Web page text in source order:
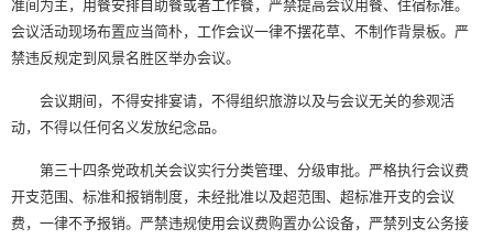
准间为主，用餐安排自助餐或者工作餐，严禁提高会议用餐、住宿标准。
会议活动现场布置应当简朴，工作会议一律不摆花草、不制作背景板。严
禁违反规定到风景名胜区举办会议。
会议期间，不得安排宴请，不得组织旅游以及与会议无关的参观活
动，不得以任何名义发放纪念品。
第三十四条党政机关会议实行分类管理、分级审批。严格执行会议费
开支范围、标准和报销制度，未经批准以及超范围、超标准开支的会议
费，一律不予报销。严禁违规使用会议费购置办公设备，严禁列支公务接